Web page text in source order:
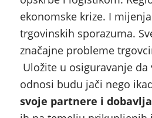
ekonomske krize. I
trgovinskih sporazuma.
značajne probleme
Uložite u osiguravanje
odnosi budu jači nego
svoje partnere i